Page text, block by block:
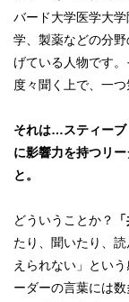
バード大学医学大
学、製薬などの分
げている人物です
度々聞く上で、一つ
それは…スティーブ
に影響力を持つリ
と。
どういうことか？
たり、聞いたり、
えられない」とい
ーダーの言葉には